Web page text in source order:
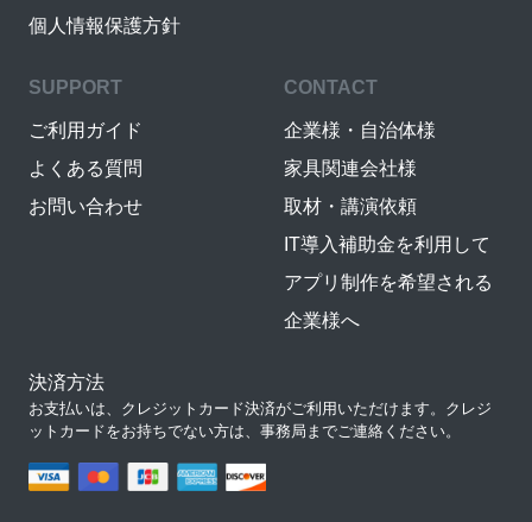
個人情報保護方針
SUPPORT
ご利用ガイド
よくある質問
お問い合わせ
CONTACT
企業様・自治体様
家具関連会社様
取材・講演依頼
IT導入補助金を利用して
アプリ制作を希望される
企業様へ
決済方法
お支払いは、クレジットカード決済がご利用いただけます。クレジ
ットカードをお持ちでない方は、事務局までご連絡ください。